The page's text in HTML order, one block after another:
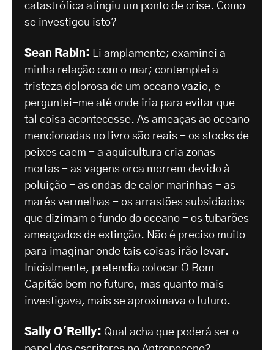
catastrófica atingiu um ponto de crise. Como
se investigou isto?
Sean Rabin: Li amplamente; examinei a
minha relação com o mar; contemplei a
tristeza dolorosa de um oceano vazio, e
perguntei-me até onde iria para evitar que
tal coisa acontecesse. As ameaças ao oceano
mencionadas no livro são reais - os stocks de
peixes caem - a aquicultura cria zonas
mortas - as vagens orca morrem devido à
poluição - as ondas de calor marinhas - as
marés vermelhas - os arrastões subsidiados
que dizimam o fundo do oceano - os tubarões
ameaçados de extinção. Não é preciso muito
para imaginar onde tais coisas irão levar.
Inicialmente, pretendia colocar O Bom
Capitão bem no futuro, mas quanto mais
investigava, mais se aproximava o futuro.
Sally O'Reilly: Qual acha que poderá ser o